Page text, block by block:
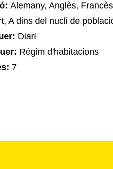
Alemany, Anglès,
A dins del nucli de
Diari
Règim d'habitacions
7